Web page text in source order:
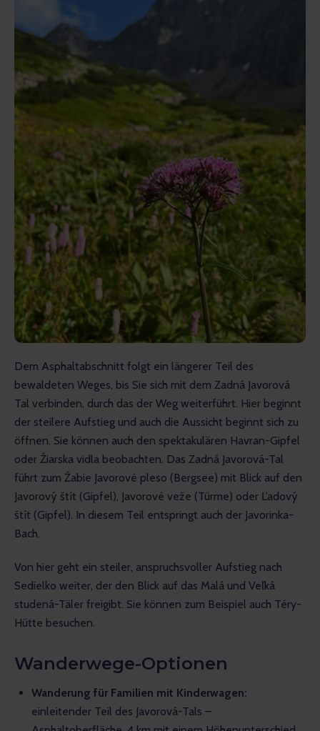
Dem Asphaltabschnitt folgt ein längerer Teil des
bewaldeten Weges, bis Sie sich mit dem Zadná Javorová
Tal verbinden, durch das der Weg weiterführt. Hier beginnt
der steilere Aufstieg und auch die Aussicht beginnt sich zu
öffnen. Sie können auch den spektakulären Havran-Gipfel
oder Žiarska vidla beobachten. Das Zadná Javorová-Tal
führt zum Žabie Javorové pleso (Bergsee) mit Blick auf den
Javorový štít (Gipfel), Javorové veže (Türme) oder Ľadový
štít (Gipfel). In diesem Teil entspringt auch der Javorinka-
Bach.
Von hier geht ein steiler, anspruchsvoller Aufstieg nach
Sedielko weiter, der den Blick auf das Malá und Veľká
studená-Täler freigibt. Sie können zum Beispiel auch Téry-
Hütte besuchen.
Wanderwege-Optionen
Wanderung für Familien mit Kinderwagen:
einleitender Teil des Javorová-Tals –